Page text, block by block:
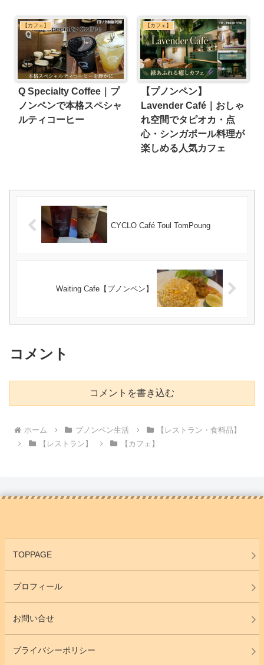
【カフェ】
Q Specialty Coffee｜プ
ノンペンで本格スペシャ
ルティコーヒー
【カフェ】
【プノンペン】
Lavender Café｜おしゃ
れ空間でタピオカ・点
心・シンガポール料理が
楽しめる人気カフェ
CYCLO Café Toul TomPoung
Waiting Cafe【プノンペン】
コメント
コメントを書き込む
ホーム プノンペン生活
【レストラン・食料品】
【レストラン】
【カフェ】
TOPPAGE
プロフィール
お問い合せ
プライバシーポリシー